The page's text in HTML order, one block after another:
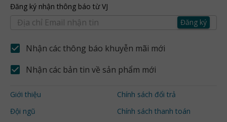
Đăng ký nhận thông báo từ VJ
Đăng ký
Nhận các thông báo khuyễn mãi mới
Nhận các bản tin về sản phẩm mới
Giới thiệu
Đội ngũ
Chính sách đổi trả
Chính sách thanh toán